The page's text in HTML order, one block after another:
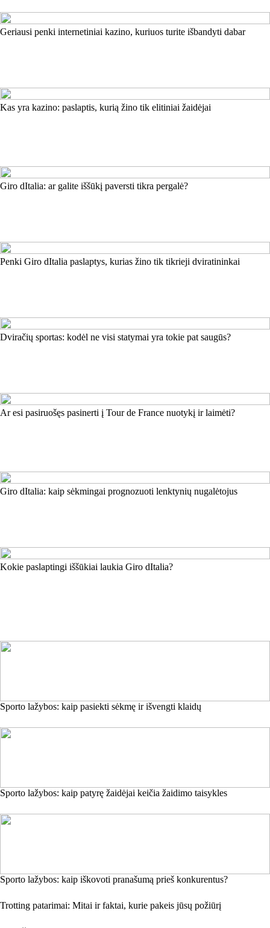
Geriausi penki internetiniai kazino, kuriuos turite išbandyti dabar
Kas yra kazino: paslaptis, kurią žino tik elitiniai žaidėjai
Giro dItalia: ar galite iššūkį paversti tikra pergalė?
Penki Giro dItalia paslaptys, kurias žino tik tikrieji dviratininkai
Dviračių sportas: kodėl ne visi statymai yra tokie pat saugūs?
Ar esi pasiruošęs pasinerti į Tour de France nuotykį ir laimėti?
Giro dItalia: kaip sėkmingai prognozuoti lenktynių nugalėtojus
Kokie paslaptingi iššūkiai laukia Giro dItalia?
Sporto lažybos: kaip pasiekti sėkmę ir išvengti klaidų
Sporto lažybos: kaip patyrę žaidėjai keičia žaidimo taisykles
Sporto lažybos: kaip iškovoti pranašumą prieš konkurentus?
Trotting patarimai: Mitai ir faktai, kurie pakeis jūsų požiūrį